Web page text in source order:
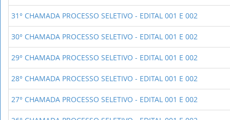
31° CHAMADA PROCESSO SELETIVO - EDITAL 001 E 002
30° CHAMADA PROCESSO SELETIVO - EDITAL 001 E 002
29° CHAMADA PROCESSO SELETIVO - EDITAL 001 E 002
28° CHAMADA PROCESSO SELETIVO - EDITAL 001 E 002
27° CHAMADA PROCESSO SELETIVO - EDITAL 001 E 002